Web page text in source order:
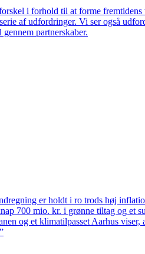
i forhold til at forme
af udfordringer. Vi ser også
partnerskaber.
er holdt i ro trods høj
700 mio. kr. i grønne tiltag og et
og et klimatilpasset Aarhus